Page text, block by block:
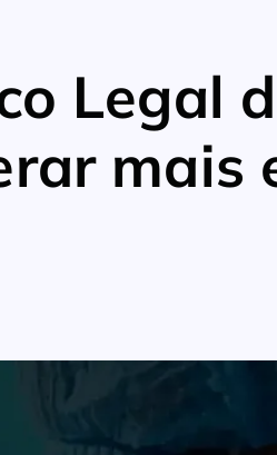
Legal
mais